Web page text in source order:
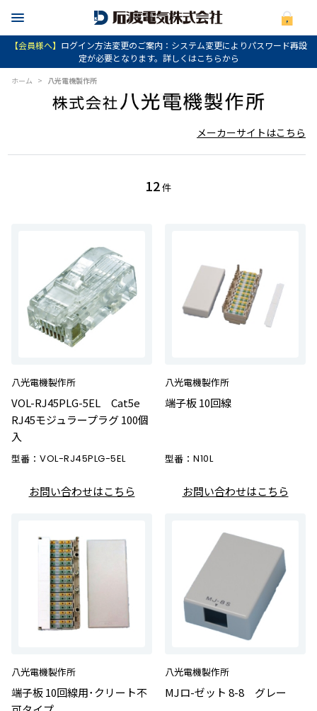
【会員様へ】 ログイン方法変更のご案内：システム変更によりパスワード再設
定が必要となります。詳しくはこちらから
ホーム > 八光電機製作所
メーカーサイトはこちら
12件
八光電機製作所
VOL-RJ45PLG-5EL Cat5e
RJ45モジュラープラグ 100個
入
型番： VOL-RJ45PLG-5EL
お問い合わせはこちら
八光電機製作所
端子板 10回線
型番： N10L
お問い合わせはこちら
八光電機製作所
端子板 10回線用･クリート不
八光電機製作所
MJロ-ゼット 8-8 グレー